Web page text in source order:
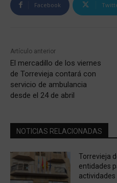
Facebook
Artículo anterior
El mercadillo de los viernes
de Torrevieja contará con
servicio de ambulancia
desde el 24 de abril
NOTICIAS RELACIONADAS
Torrevieja
entidades